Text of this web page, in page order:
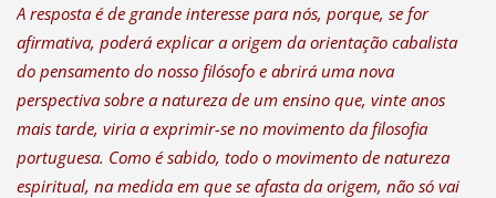
A resposta é de grande interesse para nós, porque, se for
afirmativa, poderá explicar a origem da orientação cabalista
do pensamento do nosso filósofo e abrirá uma nova
perspectiva sobre a natureza de um ensino que, vinte anos
mais tarde, viria a exprimir-se no movimento da filosofia
portuguesa. Como é sabido, todo o movimento de natureza
espiritual, na medida em que se afasta da origem, não só vai